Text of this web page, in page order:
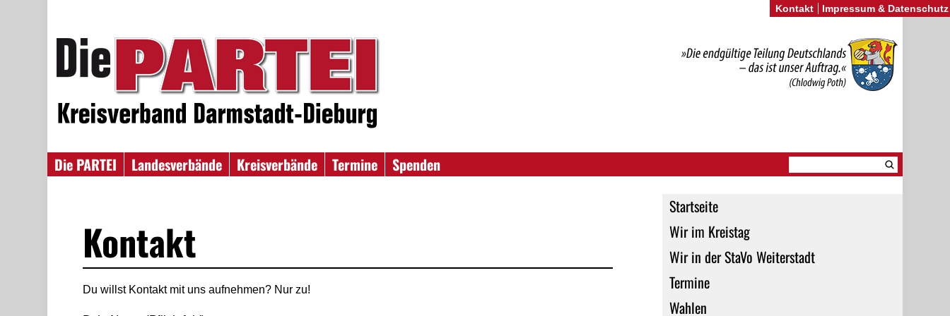
Die PARTEI Landesverbände Kreisverbände Termine
Spenden
Startseite
Wir im Kreistag
Wir in der StaVo Weiterstadt
Termine
Wahlen
Kontakt
Du willst Kontakt mit uns aufnehmen? Nur zu!
Kontakt Impressum & Datenschutz